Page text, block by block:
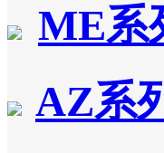
ME系
AZ系